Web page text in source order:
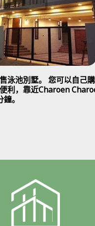
泳池別墅。 您可以自己
利，靠近Charoen
。